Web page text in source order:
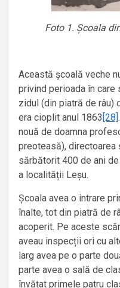
Foto 1. Școala
Această școală veche
privind perioada în care
zidul (din piatră de râu)
era cioplit anul 1863 [28]
nouă de doamna
preoteasă), directoarea
sărbătorit 400 de ani
a localității Leșu.
Școala avea o intrare
înalte, tot din piatră de
acoperit. Pe aceste
aveau inspecții ori cu
larg avea pe o parte
parte avea o sală de
învățat primele patru